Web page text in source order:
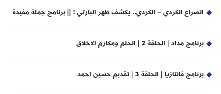
الصراع الكردي – الكردي.. يكشف ظهر البارتي ! || برنامج جملة مفيدة
برنامج مداد | الحلقة 2 | الحلم ومكارم الاخلاق
برنامج فانتازيا | الحلقة 3 | تقديم حسين احمد